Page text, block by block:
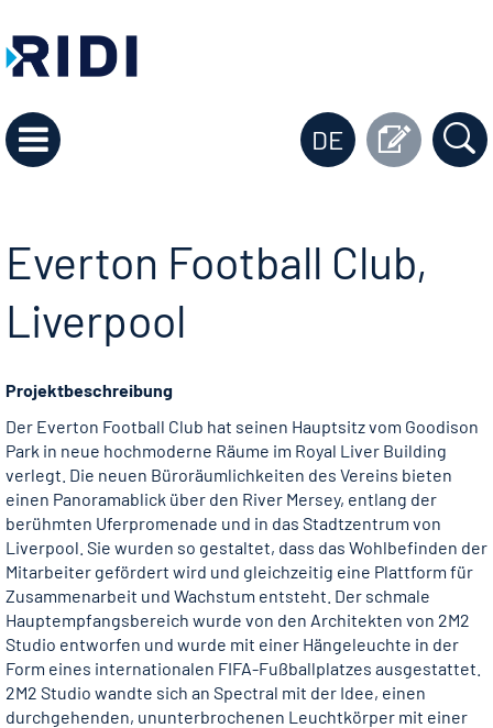
DE
Everton Football Club,
Liverpool
Projektbeschreibung
Der Everton Football Club hat seinen Hauptsitz vom Goodison
Park in neue hochmoderne Räume im Royal Liver Building
verlegt. Die neuen Büroräumlichkeiten des Vereins bieten
einen Panoramablick über den River Mersey, entlang der
berühmten Uferpromenade und in das Stadtzentrum von
Liverpool. Sie wurden so gestaltet, dass das Wohlbefinden der
Mitarbeiter gefördert wird und gleichzeitig eine Plattform für
Zusammenarbeit und Wachstum entsteht. Der schmale
Hauptempfangsbereich wurde von den Architekten von 2M2
Studio entworfen und wurde mit einer Hängeleuchte in der
Form eines internationalen FIFA-Fußballplatzes ausgestattet.
2M2 Studio wandte sich an Spectral mit der Idee, einen
durchgehenden, ununterbrochenen Leuchtkörper mit einer